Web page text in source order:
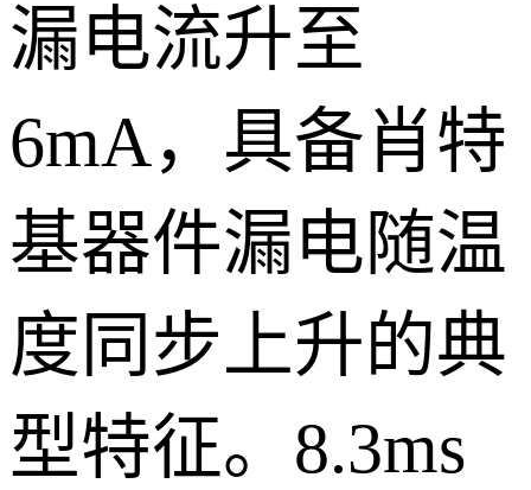
漏电流升至
6mA，具备肖特
基器件漏电随温
度同步上升的典
型特征。8.3ms